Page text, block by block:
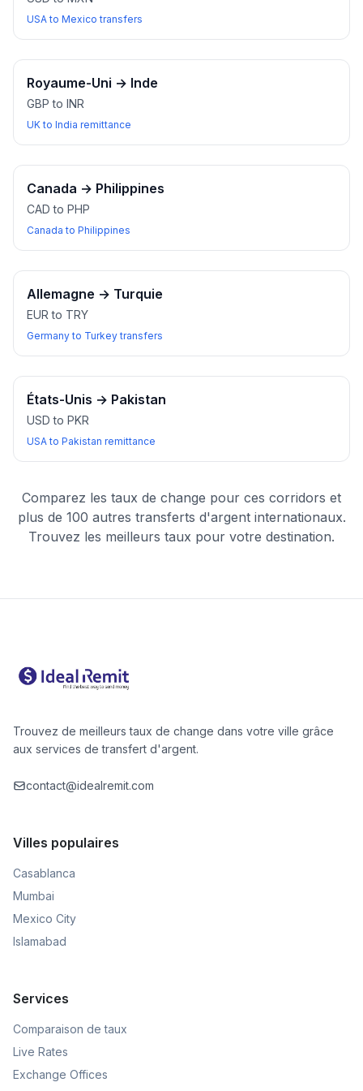
USA to Mexico transfers
Royaume-Uni → Inde
GBP to INR
UK to India remittance
Canada → Philippines
CAD to PHP
Canada to Philippines
Allemagne → Turquie
EUR to TRY
Germany to Turkey transfers
États-Unis → Pakistan
USD to PKR
USA to Pakistan remittance
Comparez les taux de change pour ces corridors et
plus de 100 autres transferts d'argent internationaux.
Trouvez les meilleurs taux pour votre destination.
Trouvez de meilleurs taux de change dans votre ville grâce
aux services de transfert d'argent.
contact@idealremit.com
Villes populaires
Casablanca
Mumbai
Mexico City
Islamabad
Services
Comparaison de taux
Live Rates
Exchange Offices